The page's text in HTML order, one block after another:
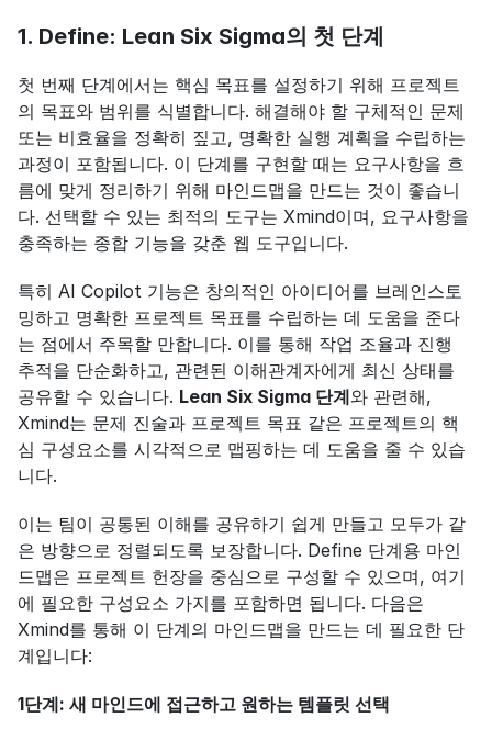
1. Define: Lean Six Sigma의 첫 단계
첫 번째 단계에서는 핵심 목표를 설정하기 위해 프로젝트
의 목표와 범위를 식별합니다. 해결해야 할 구체적인 문제
또는 비효율을 정확히 짚고, 명확한 실행 계획을 수립하는
과정이 포함됩니다. 이 단계를 구현할 때는 요구사항을 흐
름에 맞게 정리하기 위해 마인드맵을 만드는 것이 좋습니
다. 선택할 수 있는 최적의 도구는 Xmind이며, 요구사항을
충족하는 종합 기능을 갖춘 웹 도구입니다.
특히 AI Copilot 기능은 창의적인 아이디어를 브레인스토
밍하고 명확한 프로젝트 목표를 수립하는 데 도움을 준다
는 점에서 주목할 만합니다. 이를 통해 작업 조율과 진행
추적을 단순화하고, 관련된 이해관계자에게 최신 상태를
공유할 수 있습니다. Lean Six Sigma 단계와 관련해,
Xmind는 문제 진술과 프로젝트 목표 같은 프로젝트의 핵
심 구성요소를 시각적으로 맵핑하는 데 도움을 줄 수 있습
니다.
이는 팀이 공통된 이해를 공유하기 쉽게 만들고 모두가 같
은 방향으로 정렬되도록 보장합니다. Define 단계용 마인
드맵은 프로젝트 헌장을 중심으로 구성할 수 있으며, 여기
에 필요한 구성요소 가지를 포함하면 됩니다. 다음은
Xmind를 통해 이 단계의 마인드맵을 만드는 데 필요한 단
계입니다:
1단계: 새 마인드에 접근하고 원하는 템플릿 선택